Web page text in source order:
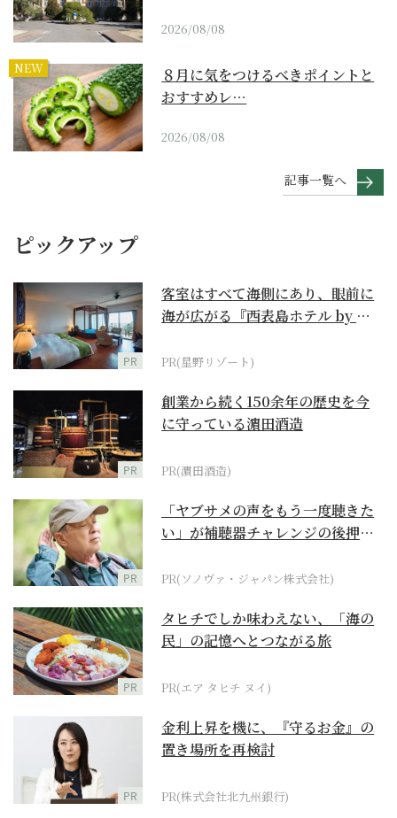
2026/08/08
NEW
８月に気をつけるべきポイントと
おすすめレ…
2026/08/08
記事一覧へ
ピックアップ
PR
客室はすべて海側にあり、眼前に
海が広がる『西表島ホテル by 星
PR(星野リゾート)
PR
創業から続く150余年の歴史を今
に守っている濵田酒造
PR(濵田酒造)
PR
「ヤブサメの声をもう一度聴きた
い」が補聴器チャレンジの後押し
PR(ソノヴァ・ジャパン株式会社)
PR
タヒチでしか味わえない、「海の
民」の記憶へとつながる旅
PR(エア タヒチ ヌイ)
PR
金利上昇を機に、『守るお金』の
置き場所を再検討
PR(株式会社北九州銀行)